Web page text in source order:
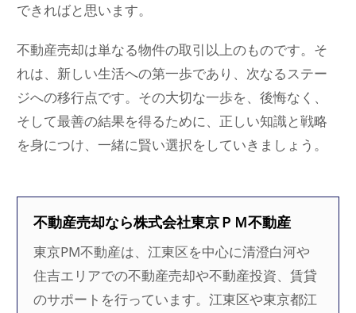
できればと思います。
不動産売却は単なる物件の取引以上のものです。そ
れは、新しい生活への第一歩であり、次なるステー
ジへの移行点です。その大切な一歩を、後悔なく、
そして最善の結果を得るために、正しい知識と戦略
を身につけ、一緒に賢い選択をしていきましょう。
不動産売却なら株式会社東京ＰＭ不動産
東京PM不動産は、江東区を中心に清澄白河や
住吉エリアでの不動産売却や不動産投資、賃貸
のサポートを行っています。江東区や東京都江